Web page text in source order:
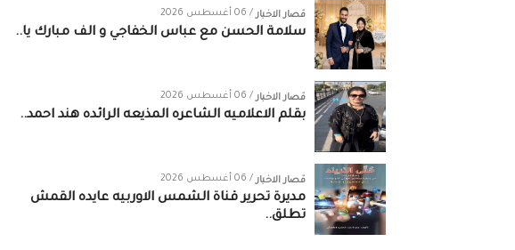
قصار الاخبار / 06 أغسطس 2026
سلامة الحسن‏ مع ‏عباس الخفاجي‏ و‏ الف مبارك يا..
قصار الاخبار / 06 أغسطس 2026
بقلم الاعلاميه الشاعره المذيعه الرائده هند احمد..
قصار الاخبار / 06 أغسطس 2026
مديرة تحرير قناة الشمس الاوربيه عايده القمش
تطلق..